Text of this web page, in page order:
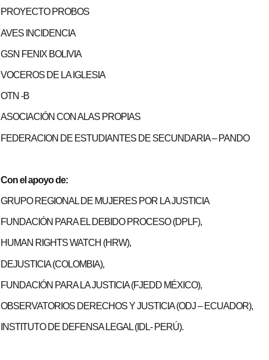
PROYECTO PROBOS
AVES INCIDENCIA
GSN FENIX BOLIVIA
VOCEROS DE LA IGLESIA
OTN -B
ASOCIACIÓN CON ALAS PROPIAS
FEDERACION DE ESTUDIANTES DE SECUNDARIA – PANDO
Con el apoyo de:
GRUPO REGIONAL DE MUJERES POR LA JUSTICIA
FUNDACIÓN PARA EL DEBIDO PROCESO (DPLF),
HUMAN RIGHTS WATCH (HRW),
DEJUSTICIA (COLOMBIA),
FUNDACIÓN PARA LA JUSTICIA (FJEDD MÉXICO),
OBSERVATORIOS DERECHOS Y JUSTICIA (ODJ – ECUADOR),
INSTITUTO DE DEFENSA LEGAL (IDL- PERÚ).